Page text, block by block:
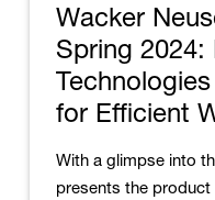
Wacker
Spring 2024:
for Efficient
With a glimpse into
presents the